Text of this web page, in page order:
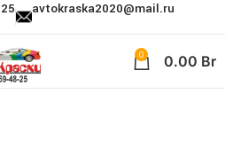
avtokraska2020@mail.ru
0 0.00 Br